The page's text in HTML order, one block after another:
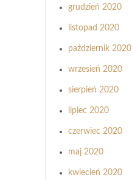
grudzień 2020
listopad 2020
październik 2020
wrzesień 2020
sierpień 2020
lipiec 2020
czerwiec 2020
maj 2020
kwiecień 2020